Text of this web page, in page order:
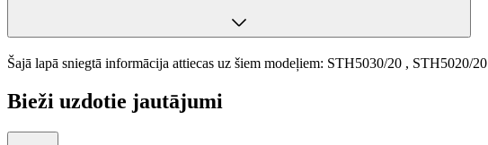
Šajā lapā sniegtā informācija attiecas uz šiem modeļiem: STH5030/20 , STH5020/20
Bieži uzdotie jautājumi